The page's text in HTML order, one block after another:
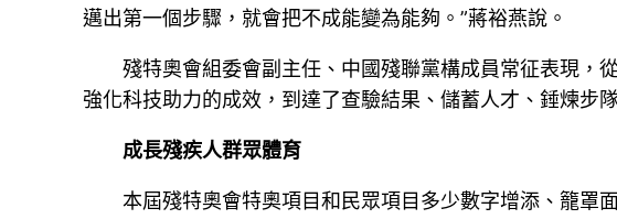
邁出第一個步驟，就會把不成能變為能夠。”蔣裕燕說。
殘特奧會組委會副主任、中國殘聯黨構成員常征表現，
強化科技助力的成效，到達了查驗結果、儲蓄人才、錘煉步
成長殘疾人群眾體育
本屆殘特奧會特奧項目和民眾項目多少數字增添、籠罩